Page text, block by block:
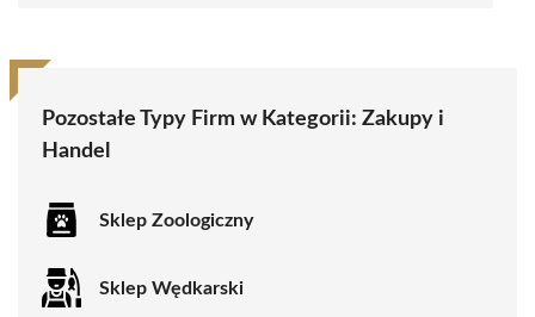
Pozostałe Typy Firm w Kategorii: Zakupy i
Handel
Sklep Zoologiczny
Sklep Wędkarski